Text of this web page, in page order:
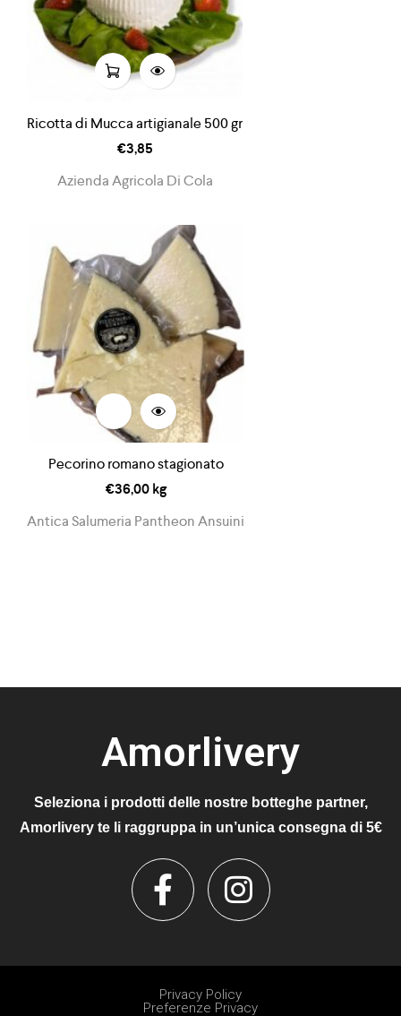
Ricotta di Mucca artigianale 500 gr
€3,85
Azienda Agricola Di Cola
Pecorino romano stagionato
€36,00kg
Antica Salumeria Pantheon Ansuini
Amorlivery
Seleziona i prodotti delle nostre botteghe partner,
Amorlivery te li raggruppa in un’unica consegna di 5€
Privacy Policy
Preferenze Privacy